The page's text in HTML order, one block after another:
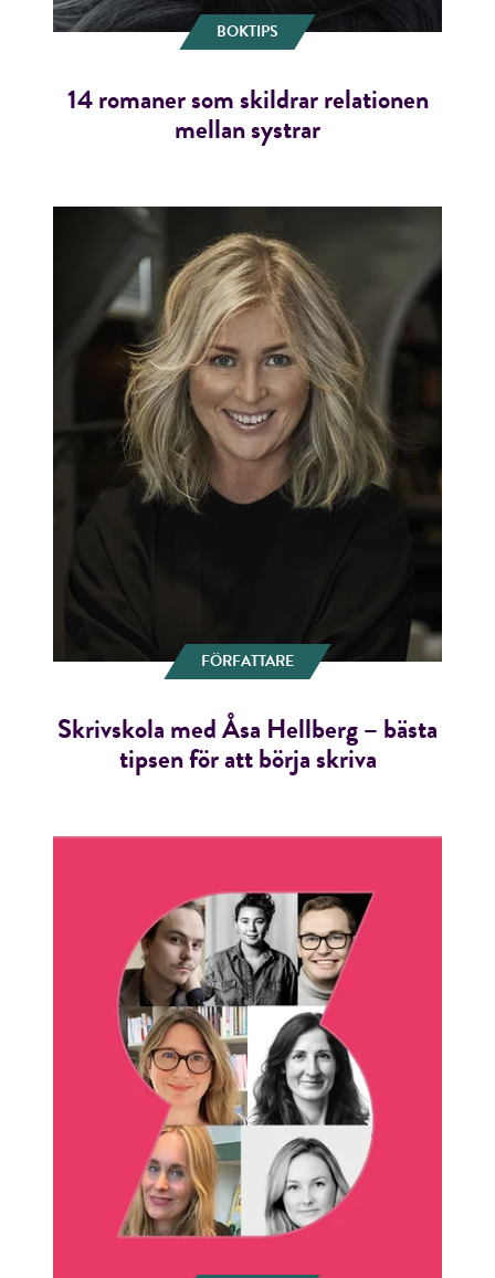
BOKTIPS
14 romaner som skildrar relationen
mellan systrar
FÖRFATTARE
Skrivskola med Åsa Hellberg – bästa
tipsen för att börja skriva